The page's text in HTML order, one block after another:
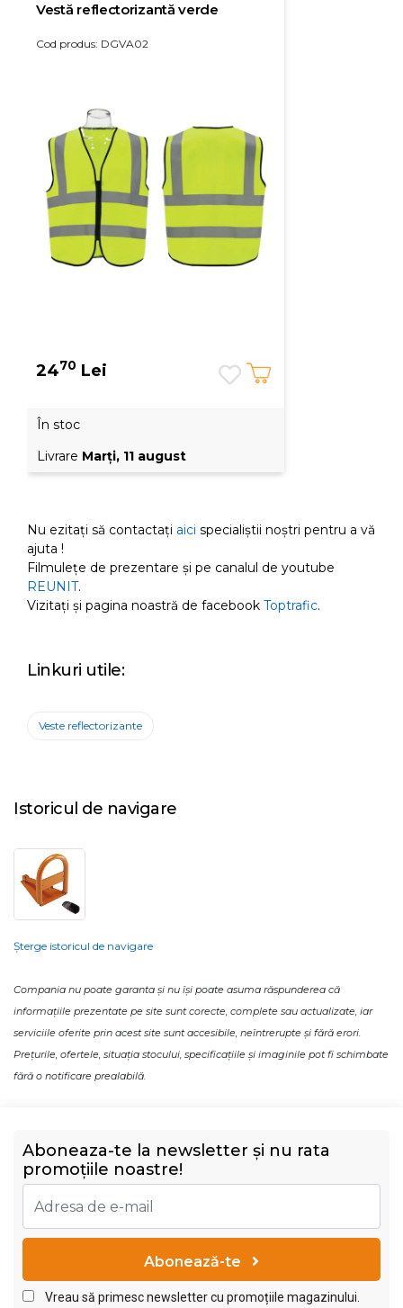
Vestă reflectorizantă verde
Cod produs: DGVA02
2470 Lei
În stoc
Livrare Marţi, 11 august
Nu ezitați să contactați aici specialiștii noștri pentru a vă
ajuta !
Filmulețe de prezentare și pe canalul de youtube
REUNIT.
Vizitați și pagina noastră de facebook Toptrafic.
Linkuri utile:
Veste reflectorizante
Istoricul de navigare
Șterge istoricul de navigare
Compania nu poate garanta și nu își poate asuma răspunderea că
informațiile prezentate pe site sunt corecte, complete sau actualizate, iar
serviciile oferite prin acest site sunt accesibile, neîntrerupte și fără erori.
Prețurile, ofertele, situația stocului, specificațiile și imaginile pot fi schimbate
fără o notificare prealabilă.
Aboneaza-te la newsletter și nu rata
promoțiile noastre!
Abonează-te
Vreau să primesc newsletter cu promoțiile magazinului.